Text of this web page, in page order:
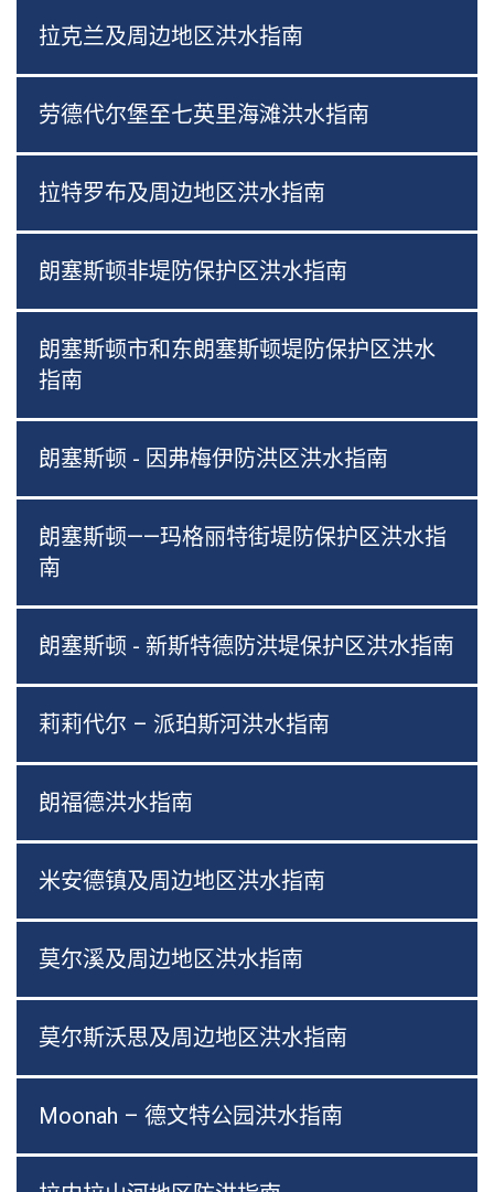
拉克兰及周边地区洪水指南
劳德代尔堡至七英里海滩洪水指南
拉特罗布及周边地区洪水指南
朗塞斯顿非堤防保护区洪水指南
朗塞斯顿市和东朗塞斯顿堤防保护区洪水
指南
朗塞斯顿 - 因弗梅伊防洪区洪水指南
朗塞斯顿——玛格丽特街堤防保护区洪水指
南
朗塞斯顿 - 新斯特德防洪堤保护区洪水指南
莉莉代尔 – 派珀斯河洪水指南
朗福德洪水指南
米安德镇及周边地区洪水指南
莫尔溪及周边地区洪水指南
莫尔斯沃思及周边地区洪水指南
Moonah – 德文特公园洪水指南